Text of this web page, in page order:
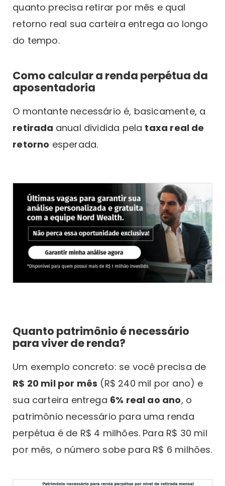
quanto precisa retirar por mês e qual
retorno real sua carteira entrega ao longo
do tempo.
Como calcular a renda perpétua da
aposentadoria
O montante necessário é, basicamente, a
retirada anual dividida pela taxa real de
retorno esperada.
Quanto patrimônio é necessário
para viver de renda?
Um exemplo concreto: se você precisa de
R$ 20 mil por mês (R$ 240 mil por ano) e
sua carteira entrega 6% real ao ano, o
patrimônio necessário para uma renda
perpétua é de R$ 4 milhões. Para R$ 30 mil
por mês, o número sobe para R$ 6 milhões.